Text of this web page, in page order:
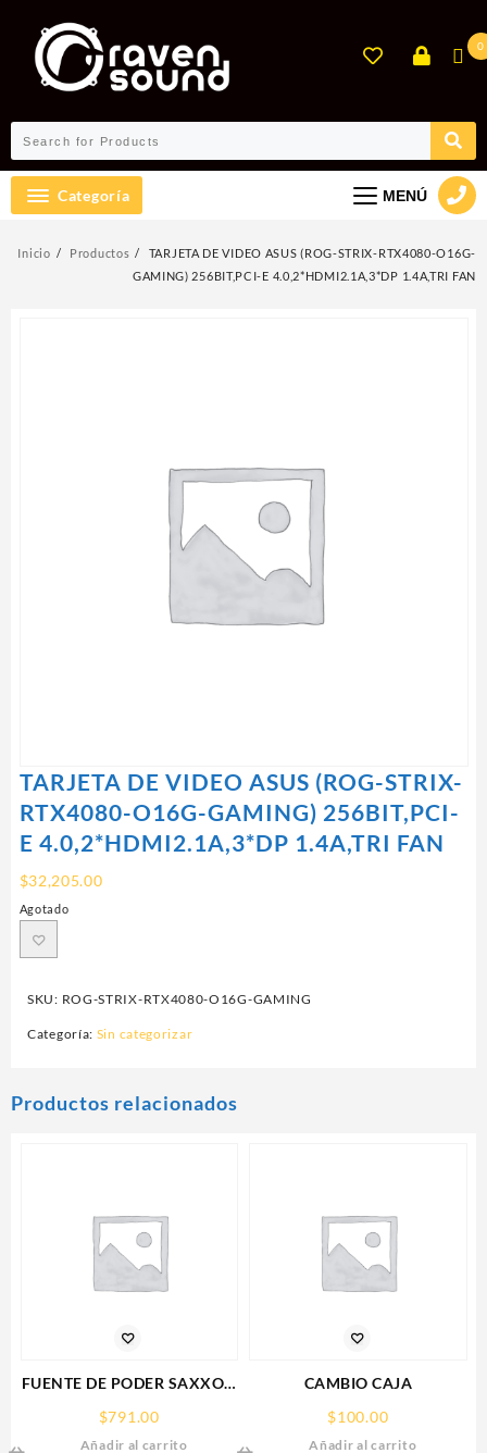
contenido
0
Categoría MENÚ
Inicio Productos
TARJETA DE VIDEO ASUS (ROG-STRIX-RTX4080-O16G-
GAMING) 256BIT,PCI-E 4.0,2*HDMI2.1A,3*DP 1.4A,TRI FAN
TARJETA DE VIDEO ASUS (ROG-STRIX-
RTX4080-O16G-GAMING) 256BIT,PCI-
E 4.0,2*HDMI2.1A,3*DP 1.4A,TRI FAN
$32,205.00
Agotado
SKU: ROG-STRIX-RTX4080-O16G-GAMING
Categoría: Sin categorizar
Productos relacionados
FUENTE DE PODER SAXXON
REGULADA,12V,10
$791.00
Añadir al carrito
CAMBIO CAJA
$100.00
Añadir al carrito